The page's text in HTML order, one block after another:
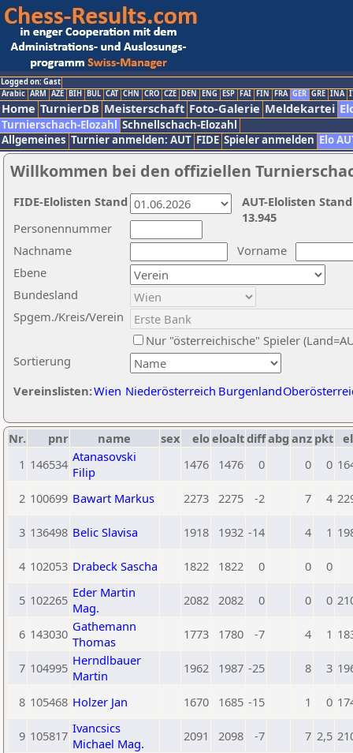
Logged on: Gast
Arabic ARM AZE BIH BUL CAT CHN CRO CZE DEN ENG ESP FAI FIN FRA GER GRE INA
Home TurnierDB Meisterschaft Foto-Galerie Meldekartei
Turnierschach-Elozahl Schnellschach-Elozahl
Allgemeines Turnier anmelden: AUT FIDE Spieler anmelden Elo
Willkommen bei den offiziellen
Nachname
Vorname
Ebene
Sortierung
Personennummer
Bundesland
Spgem./Kreis/Verein
Nur "österreichische" Spieler
Vereinslisten:Wien Niederösterreich Burgenland
AUT-Elolisten
13.945
FIDE-Elolisten Stand
Nr. pnr name sex eloeloaltdiffabg anz pkt
1 146534 Atanasovski
Filip
1476 1476 0 0 0
2 100699 Bawart Markus 2273 2275 -2 7 4
3 136498 Belic Slavisa 1918 1932 -14 4 1
4 102053 Drabeck Sascha 1822 1822 0 0 0
5 102265 Eder Martin
Mag.
2082 2082 0 0 0
6 143030 Gathemann
Thomas
1773 1780 -7 4 1
7 104995 Herndlbauer
Martin
1962 1987 -25 8 3
8 105468 Holzer Jan 1670 1685 -15 1 0
9 105817 Ivancsics
Michael Mag.
2091 2098 -7 7 2,5